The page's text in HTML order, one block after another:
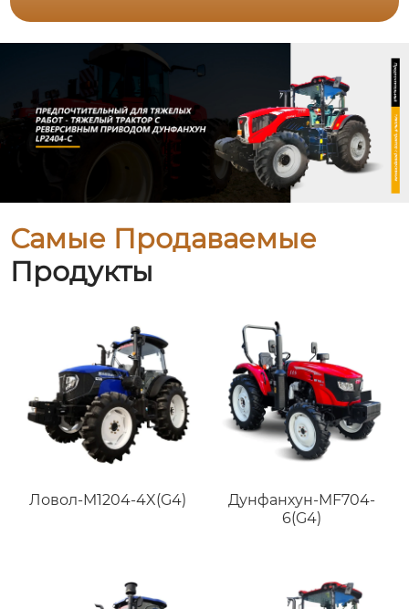
Самые Продаваемые
Продукты
Ловол-M1204-4X(G4)
Дунфанхун-MF704-
6(G4)